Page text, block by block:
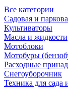
Все категории
Садовая и
Культиваторы
Масла и жидкости
Мотоблоки
Мотобуры
Расходные
Снегоуборочник
Техника для сада